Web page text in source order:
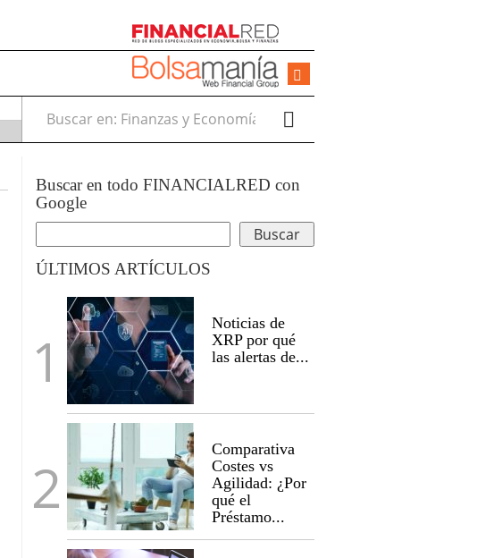
Buscar en:
Buscar en todo FINANCIALRED con
Google
ÚLTIMOS ARTÍCULOS
Noticias de
XRP por qué
las alertas de...
Comparativa
Costes vs
Agilidad: ¿Por
qué el
Préstamo...